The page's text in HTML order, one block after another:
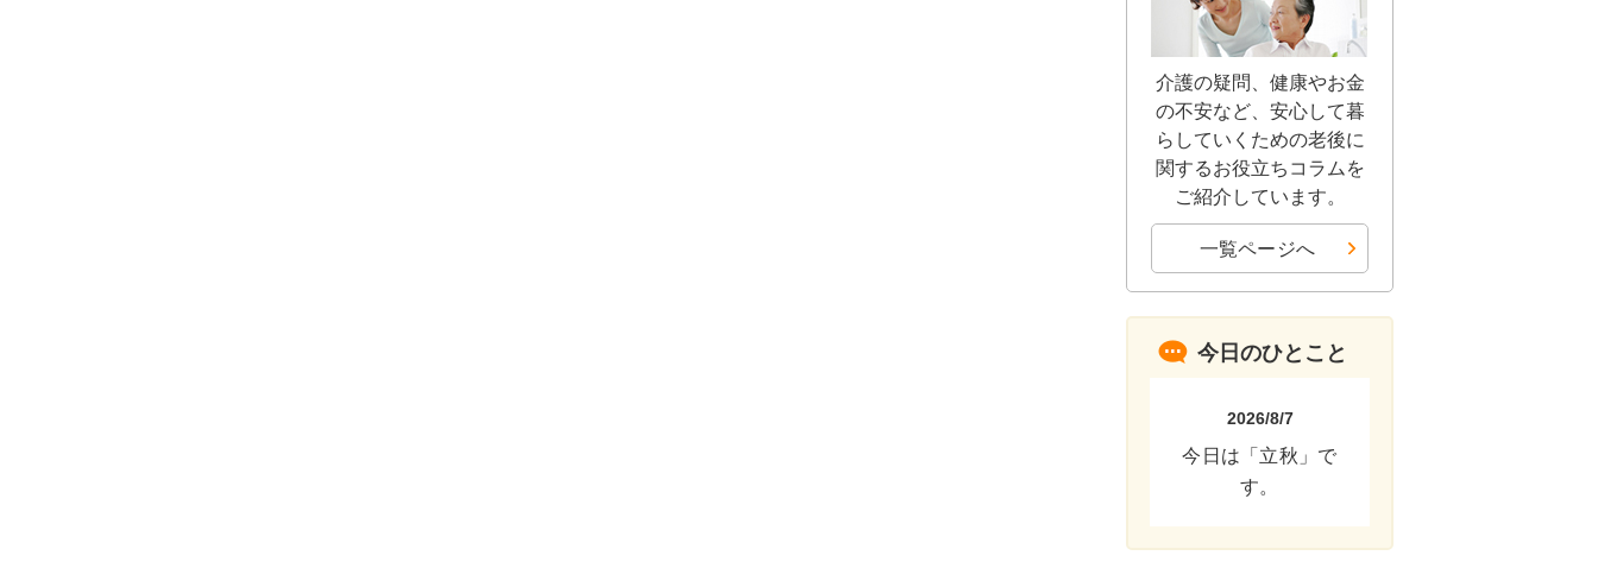
介護の疑問、健康やお金
の不安など、安心して暮
らしていくための老後に
関するお役立ちコラムを
ご紹介しています。
一覧ページへ
今日のひとこと
2026/8/7
今日は「立秋」で
す。